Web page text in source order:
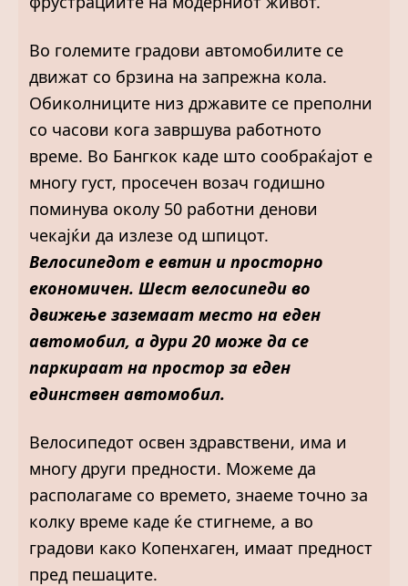
Во големите градови автомобилите се
движат со брзина на запрежна кола.
Обиколниците низ државите се преполни
со часови кога завршува работното
време. Во Бангкок каде што сообраќајот е
многу густ, просечен возач годишно
поминува околу 50 работни денови
чекајќи да излезе од шпицот.
Велосипедот е евтин и просторно
економичен. Шест велосипеди во
движење заземаат место на еден
автомобил, а дури 20 може да се
паркираат на простор за еден
единствен автомобил.
Велосипедот освен здравствени, има и
многу други предности. Можеме да
располагаме со времето, знаеме точно за
колку време каде ќе стигнеме, а во
градови како Копенхаген, имаат предност
пред пешаците.